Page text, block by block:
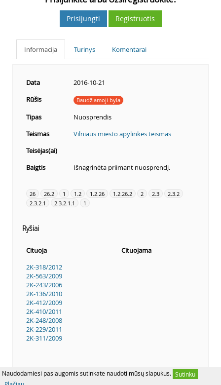
Naudodamiesi paslaugomis sutinkate naudoti mūsų slapukus. Sutinku
Prisijungti Registruotis
Informacija Turinys Komentarai
Data
2016-10-21
Rūšis
Baudžiamoji byla
Tipas
Nuosprendis
Teismas
Vilniaus miesto apylinkės teismas
Teisėjas(ai)
Baigtis
Išnagrinėta priimant nuosprendį.
26 26.2 1 1.2 1.2.26 1.2.26.2 2 2.3
2.3.2
2.3.2.1
2.3.2.1.1 1
Ryšiai
Cituoja
Cituojama
2K-318/2012
2K-563/2009
2K-243/2006
2K-136/2010
2K-412/2009
2K-410/2011
2K-248/2008
2K-229/2011
2K-311/2009